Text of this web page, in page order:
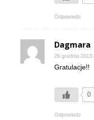
Odpowiedz
Dagmara
26 grudnia 2013
Gratulacje!!
0
Odpowiedz